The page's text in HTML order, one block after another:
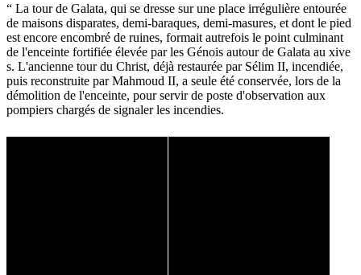
“ La tour de Galata, qui se dresse sur une place irrégulière entourée
de maisons disparates, demi-baraques, demi-masures, et dont le pied
est encore encombré de ruines, formait autrefois le point culminant
de l'enceinte fortifiée élevée par les Génois autour de Galata au xive
s. L'ancienne tour du Christ, déjà restaurée par Sélim II, incendiée,
puis reconstruite par Mahmoud II, a seule été conservée, lors de la
démolition de l'enceinte, pour servir de poste d'observation aux
pompiers chargés de signaler les incendies.